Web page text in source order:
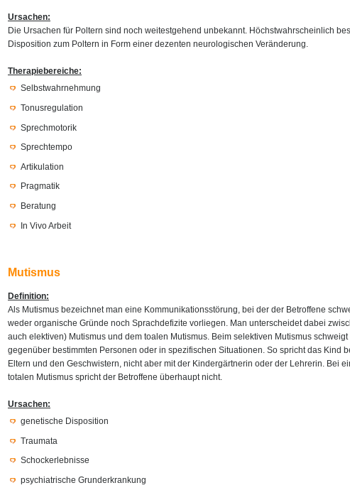
Ursachen:
Die Ursachen für Poltern sind noch weitestgehend unbekannt. Höchstwahrscheinlich
Disposition zum Poltern in Form einer dezenten neurologischen Veränderung.
Therapiebereiche:
Selbstwahrnehmung
Tonusregulation
Sprechmotorik
Sprechtempo
Artikulation
Pragmatik
Beratung
In Vivo Arbeit
Mutismus
Definition:
Als Mutismus bezeichnet man eine Kommunikationsstörung, bei der der Betroffene
weder organische Gründe noch Sprachdefizite vorliegen. Man unterscheidet dabei
auch elektiven) Mutismus und dem toalen Mutismus. Beim selektiven Mutismus schweigt
gegenüber bestimmten Personen oder in spezifischen Situationen. So spricht das Kind
Eltern und den Geschwistern, nicht aber mit der Kindergärtnerin oder der Lehrerin. Bei
totalen Mutismus spricht der Betroffene überhaupt nicht.
Ursachen:
genetische Disposition
Traumata
Schockerlebnisse
psychiatrische Grunderkrankung